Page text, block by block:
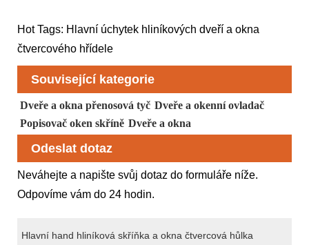
Hot Tags: Hlavní úchytek hliníkových dveří a okna
čtvercového hřídele
Související kategorie
Dveře a okna přenosová tyč Dveře a okenní ovladač
Popisovač oken skříně Dveře a okna
Odeslat dotaz
Neváhejte a napište svůj dotaz do formuláře níže.
Odpovíme vám do 24 hodin.